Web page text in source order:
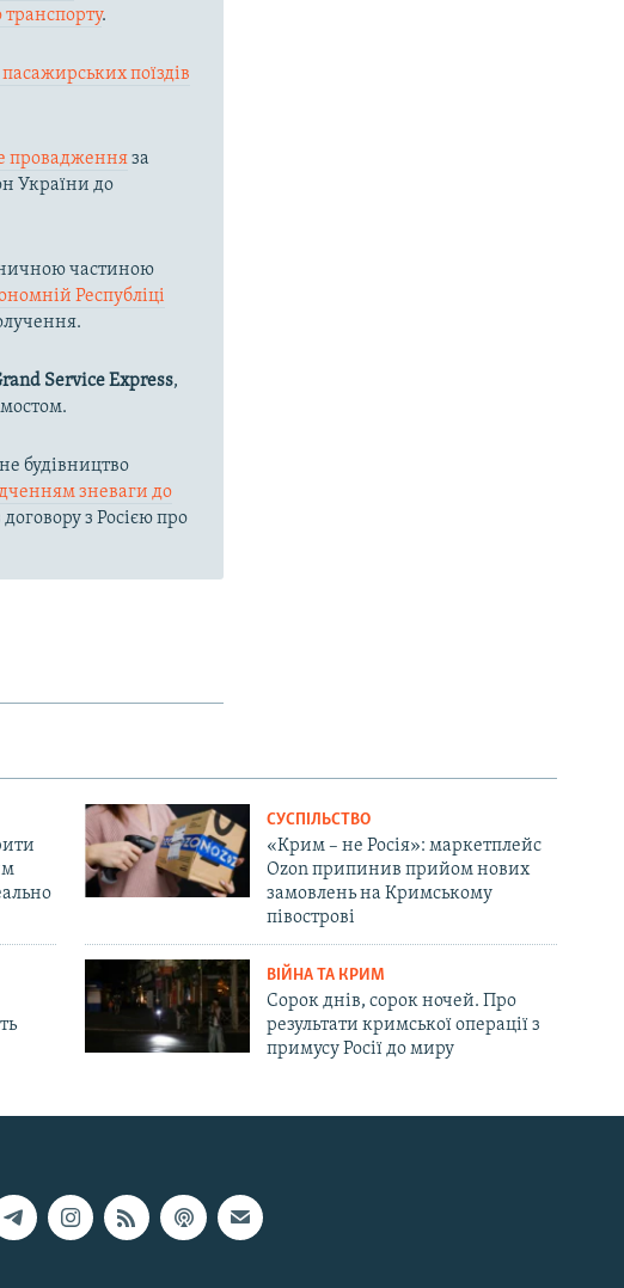
.
поїздів
провадженняза
України до
частиною
Республіці
Service Express,
будівництво
зневаги до
з Росією про
СУСПІЛЬСТВО
«Крим – не Росія»: маркетплейс
Ozon припинив прийом нових
замовлень на Кримському
півострові
ВІЙНА ТА КРИМ
Сорок днів, сорок ночей. Про
результати кримської операції з
примусу Росії до миру